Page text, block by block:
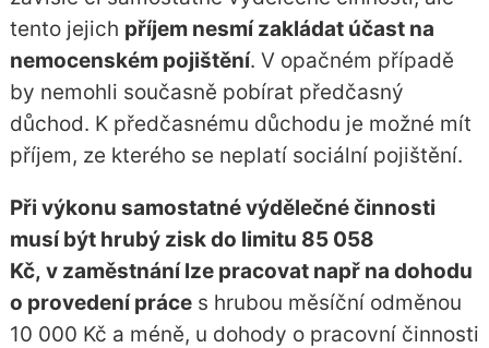
tento jejich příjem nesmí zakládat účast na
nemocenském pojištění. V opačném případě
by nemohli současně pobírat předčasný
důchod. K předčasnému důchodu je možné mít
příjem, ze kterého se neplatí sociální pojištění.
Při výkonu samostatné výdělečné činnosti
musí být hrubý zisk do limitu 85 058
Kč, v zaměstnání lze pracovat např na dohodu
o provedení práces hrubou měsíční odměnou
10 000 Kč a méně, u dohody o pracovní činnosti